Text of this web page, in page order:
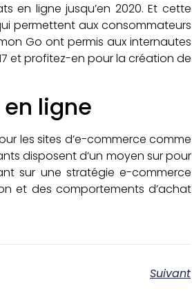
en ligne jusqu’en 2020. Et cette
permettent aux consommateurs
Go ont permis aux internautes
et profitez-en pour la création de
ligne
les sites d’e-commerce comme
disposent d’un moyen sur pour
sur une stratégie e-commerce
et des comportements d’achat
Suivant